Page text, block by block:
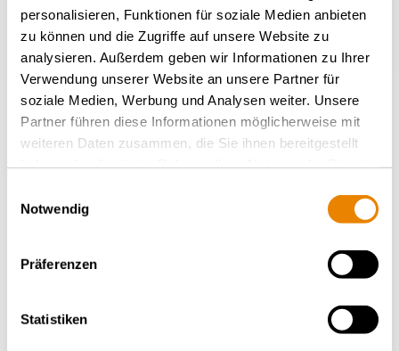
personalisieren, Funktionen für soziale Medien anbieten
zu können und die Zugriffe auf unsere Website zu
analysieren. Außerdem geben wir Informationen zu Ihrer
Verwendung unserer Website an unsere Partner für
soziale Medien, Werbung und Analysen weiter. Unsere
Partner führen diese Informationen möglicherweise mit
weiteren Daten zusammen, die Sie ihnen bereitgestellt
Notwendig
Präferenzen
Statistiken
Wagon porte-conteneur Sggrss
INTERMODAL